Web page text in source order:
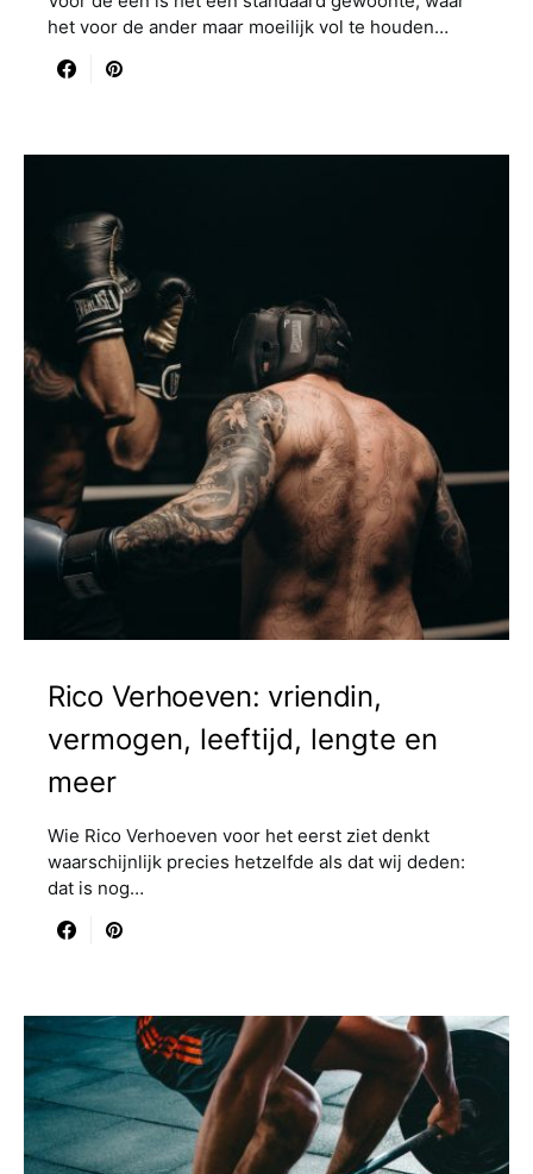
het voor de ander maar moeilijk vol te houden…
Rico Verhoeven: vriendin,
vermogen, leeftijd, lengte en
meer
Wie Rico Verhoeven voor het eerst ziet denkt
waarschijnlijk precies hetzelfde als dat wij deden:
dat is nog…